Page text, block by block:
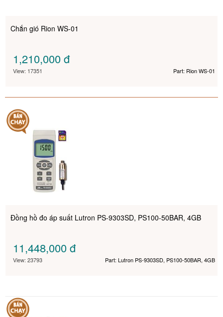
Chắn gió Rion WS-01
1,210,000đ
View: 17351 Part: Rion WS-01
Đồng hồ đo áp suất Lutron PS-9303SD, PS100-50BAR, 4GB
11,448,000đ
View: 23793 Part: Lutron PS-9303SD, PS100-50BAR, 4GB